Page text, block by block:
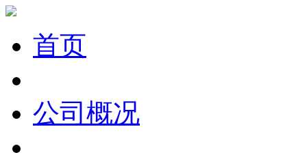
首页
公司概况